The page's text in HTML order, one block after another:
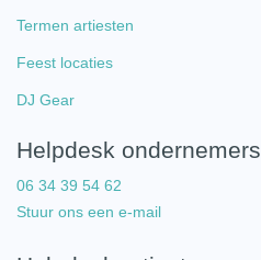
Termen artiesten
Feest locaties
DJ Gear
Helpdesk ondernemers
06 34 39 54 62
Stuur ons een e-mail